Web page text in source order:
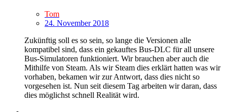
Tom
24. November 2018
Zukünftig soll es so sein, so lange die Versionen alle
kompatibel sind, dass ein gekauftes Bus-DLC für all unsere
Bus-Simulatoren funktioniert. Wir brauchen aber auch die
Mithilfe von Steam. Als wir Steam dies erklärt hatten was wir
vorhaben, bekamen wir zur Antwort, dass dies nicht so
vorgesehen ist. Nun seit diesem Tag arbeiten wir daran, dass
dies möglichst schnell Realität wird.